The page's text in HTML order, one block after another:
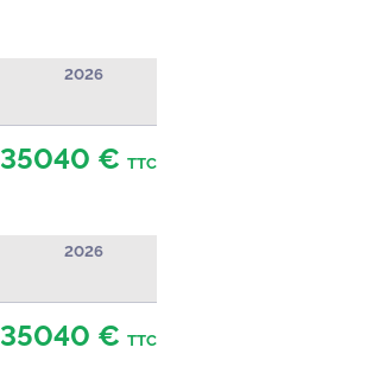
2026
35040 € TTC
2026
35040 € TTC